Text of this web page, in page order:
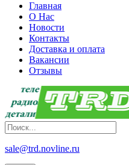
Главная
О Нас
Новости
Контакты
Доставка и оплата
Вакансии
Отзывы
sale@trd.novline.ru